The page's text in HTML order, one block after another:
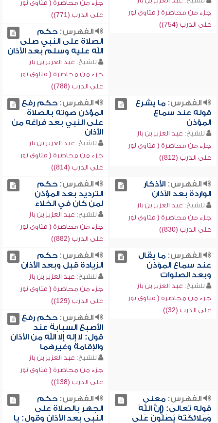
جزء من محاضرة ( فتاوى نور
على الدرب (754))
جزء من محاضرة ( فتاوى نور
على الدرب (771))
الفهرس:حكم
الصلاة على النبي صلى
الله عليه وسلم بعد الأذان
للشيخ: عبد العزيز بن باز
جزء من محاضرة ( فتاوى نور
على الدرب (788))
الفهرس:ما يشرع
قوله عند سماع
المؤذن
للشيخ: عبد العزيز بن باز
جزء من محاضرة ( فتاوى نور
على الدرب (812))
الفهرس:حكم رفع
المؤذن صوته بالصلاة
على النبي بعد فراغه من
الأذان
للشيخ: عبد العزيز بن باز
جزء من محاضرة ( فتاوى نور
على الدرب (814))
الفهرس:الأذكار
الواردة بعد الأذان
للشيخ: عبد العزيز بن باز
جزء من محاضرة ( فتاوى نور
على الدرب (830))
الفهرس:حكم
الترديد بعد المؤذن
لمن كان في الخلاء
للشيخ: عبد العزيز بن باز
جزء من محاضرة ( فتاوى نور
على الدرب (882))
الفهرس:ما يقال
عند سماع المؤذن
وبعد الصلوات
للشيخ: عبد العزيز بن باز
جزء من محاضرة ( فتاوى نور
على الدرب (32))
الفهرس:حكم
الزيادة قبل وبعد الأذان
للشيخ: عبد العزيز بن باز
جزء من محاضرة ( فتاوى نور
على الدرب (129))
الفهرس:حكم رفع
الأصبع السبابة عند
قول: لا إله إلا الله من الأذان
والإقامة وغيرهما
للشيخ: عبد العزيز بن باز
جزء من محاضرة ( فتاوى نور
على الدرب (138))
الفهرس:معنى
قوله تعالى: (إِنَّ اللَّهَ
وَمَلائِكَتَهُ يُصَلُّونَ عَلَى
الفهرس:حكم
الجهر بالصلاة على
النبي بعد الأذان وقول: يا